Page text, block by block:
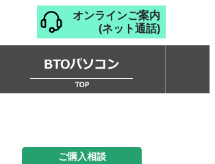
オンラインご案内
(ネット通話)
ご購入相談